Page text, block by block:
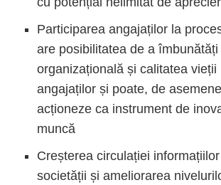
Participarea angajaților la
are posibilitatea de a
organizațională și calitatea
angajaților și poate, de
acționeze ca instrument de
muncă
Creșterea circulației informațiilor
societății și ameliorarea